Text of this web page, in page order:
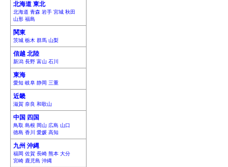
北海道 東北
北海道 青森 岩手 宮城 秋田
山形 福島
関東
茨城 栃木 群馬 山梨
信越 北陸
新潟 長野 富山 石川
東海
愛知 岐阜 静岡 三重
近畿
滋賀 奈良 和歌山
中国 四国
鳥取 島根 岡山 広島 山口
徳島 香川 愛媛 高知
九州 沖縄
福岡 佐賀 長崎 熊本 大分
宮崎 鹿児島 沖縄